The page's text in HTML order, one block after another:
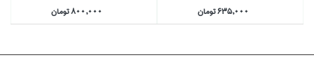
635,000 تومان 800,000 تومان